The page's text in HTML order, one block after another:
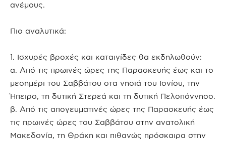
ανέμους.
Πιο αναλυτικά:
1. Ισχυρές βροχές και καταιγίδες θα εκδηλωθούν:
α. Από τις πρωινές ώρες της Παρασκευής έως και το
μεσημέρι του Σαββάτου στα νησιά του Ιονίου, την
Ήπειρο, τη δυτική Στερεά και τη δυτική Πελοπόννησο.
β. Από τις απογευματινές ώρες της Παρασκευής έως
τις πρωινές ώρες του Σαββάτου στην ανατολική
Μακεδονία, τη Θράκη και πιθανώς πρόσκαιρα στην